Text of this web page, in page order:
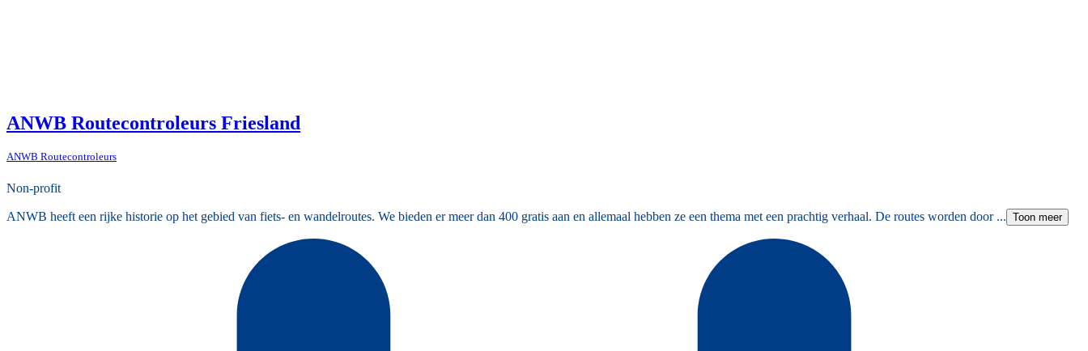
ANWB Routecontroleurs Friesland
ANWB Routecontroleurs
Non-profit
ANWB heeft een rijke historie op het gebied van fiets- en wandelroutes. We bieden er meer dan 400 gratis aan en allemaal hebben ze een thema met een prachtig verhaal. De routes worden door ... Toon meer